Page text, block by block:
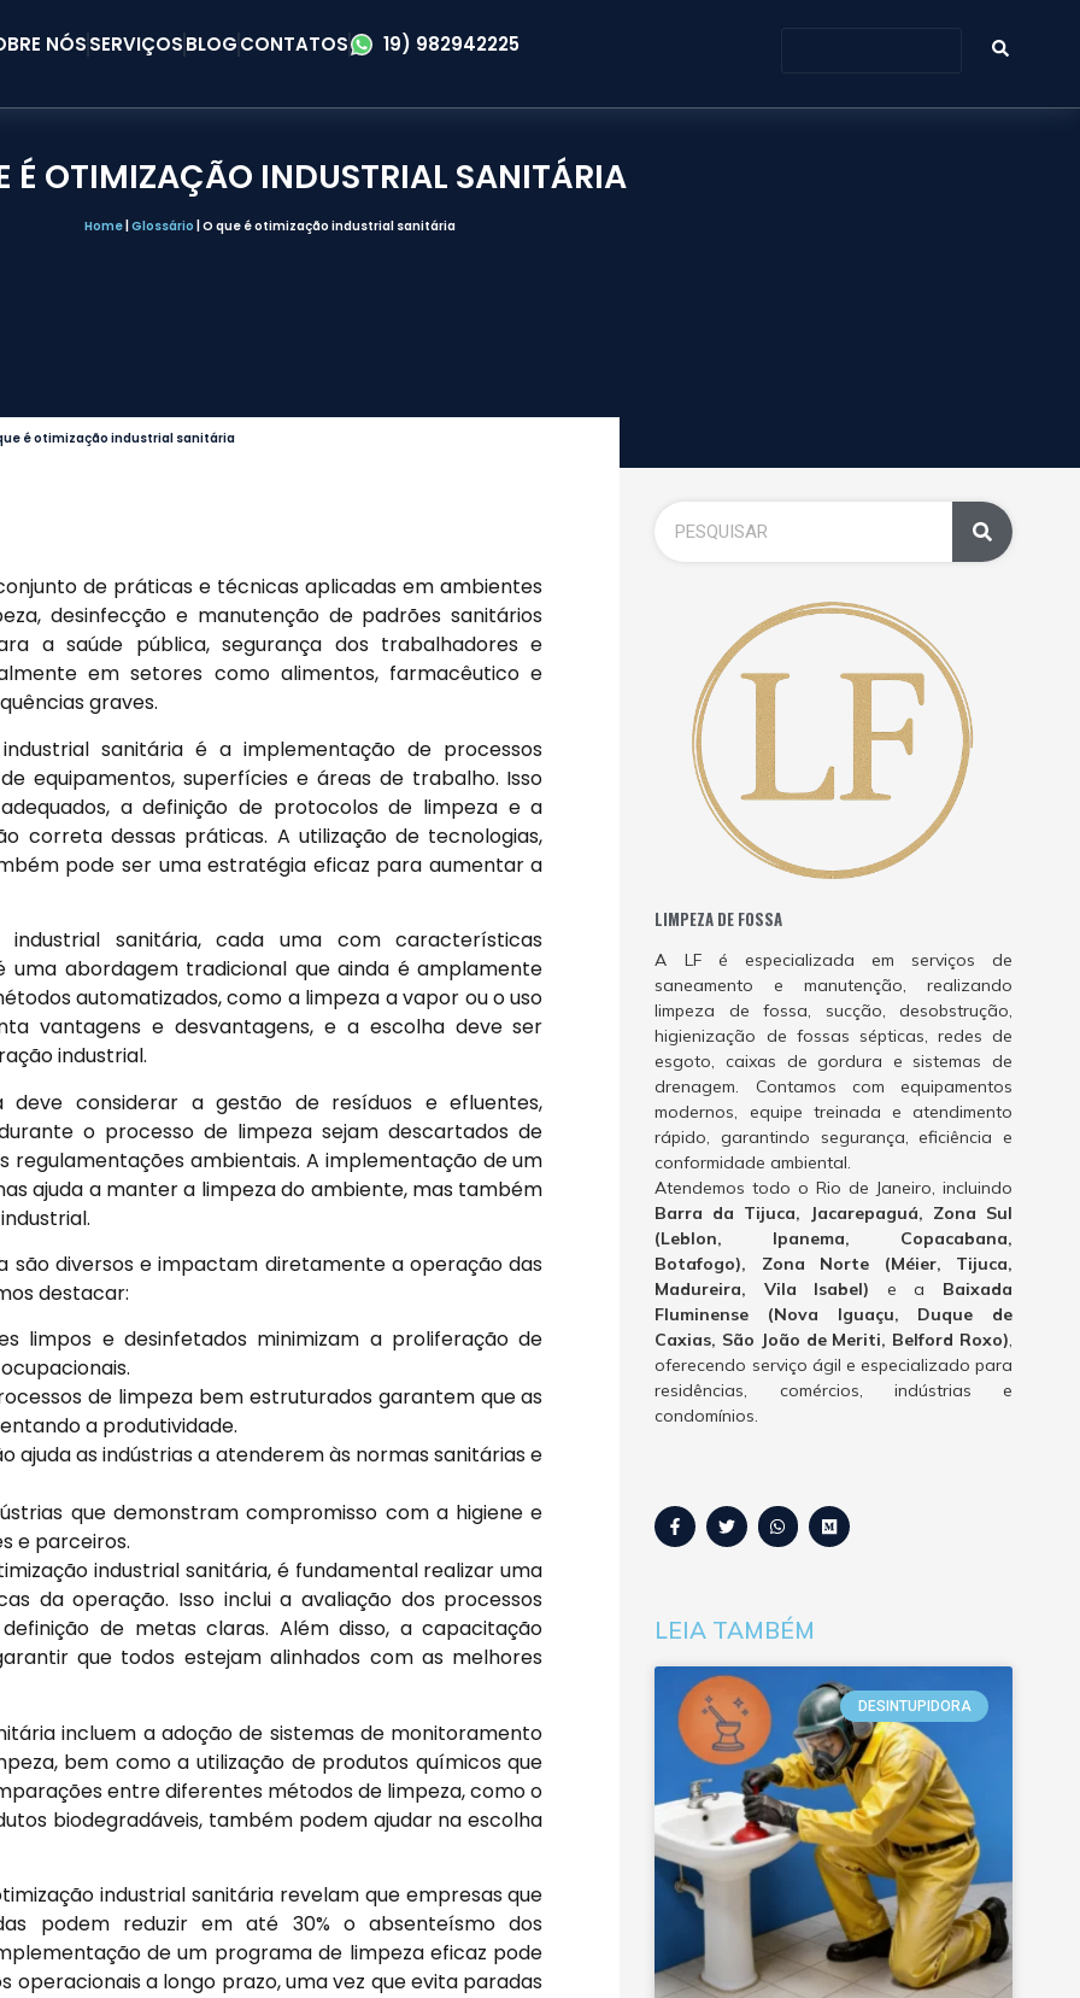
NÓSSERVIÇOSBLOGCONTATOS 19) 982942225
É OTIMIZAÇÃO INDUSTRIAL SANITÁRIA
Home Glossário O que é otimização industrial sanitária
é otimização industrial sanitária
de práticas e técnicas aplicadas em ambientes
desinfecção e manutenção de padrões sanitários
a saúde pública, segurança dos trabalhadores e
em setores como alimentos, farmacêutico e
graves.
sanitária é a implementação de processos
equipamentos, superfícies e áreas de trabalho. Isso
a definição de protocolos de limpeza e a
correta dessas práticas. A utilização de tecnologias,
pode ser uma estratégia eficaz para aumentar a
industrial sanitária, cada uma com características
uma abordagem tradicional que ainda é amplamente
automatizados, como a limpeza a vapor ou o uso
vantagens e desvantagens, e a escolha deve ser
industrial.
deve considerar a gestão de resíduos e efluentes,
o processo de limpeza sejam descartados de
ambientais. A implementação de um
ajuda a manter a limpeza do ambiente, mas também
são diversos e impactam diretamente a operação das
destacar:
limpos e desinfetados minimizam a proliferação de
de limpeza bem estruturados garantem que as
a produtividade.
ajuda as indústrias a atenderem às normas sanitárias e
que demonstram compromisso com a higiene e
e parceiros.
industrial sanitária, é fundamental realizar uma
da operação. Isso inclui a avaliação dos processos
de metas claras. Além disso, a capacitação
que todos estejam alinhados com as melhores
incluem a adoção de sistemas de monitoramento
bem como a utilização de produtos químicos que
entre diferentes métodos de limpeza, como o
biodegradáveis, também podem ajudar na escolha
industrial sanitária revelam que empresas que
podem reduzir em até 30% o absenteísmo dos
de um programa de limpeza eficaz pode
a longo prazo, uma vez que evita paradas
LIMPEZA DE FOSSA
A LF é especializada em serviços de
saneamento e manutenção, realizando
limpeza de fossa, sucção, desobstrução,
higienização de fossas sépticas, redes de
esgoto, caixas de gordura e sistemas de
drenagem. Contamos com equipamentos
modernos, equipe treinada e atendimento
rápido, garantindo segurança, eficiência e
conformidade ambiental.
Atendemos todo o Rio de Janeiro, incluindo
Barra da Tijuca, Jacarepaguá, Zona Sul
(Leblon, Ipanema, Copacabana,
Botafogo), Zona Norte (Méier, Tijuca,
Madureira, Vila Isabel) e a Baixada
Fluminense (Nova Iguaçu, Duque de
Caxias, São João de Meriti, Belford Roxo),
oferecendo serviço ágil e especializado para
residências, comércios, indústrias e
condomínios.
LEIA TAMBÉM
DESINTUPIDORA